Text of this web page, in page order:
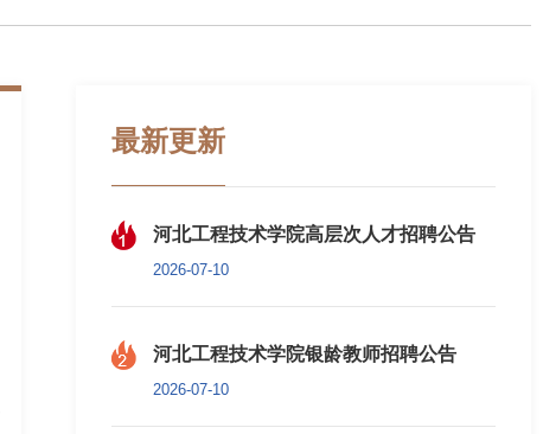
最新更新
河北工程技术学院高层次人才招聘公告
2026-07-10
河北工程技术学院银龄教师招聘公告
2026-07-10